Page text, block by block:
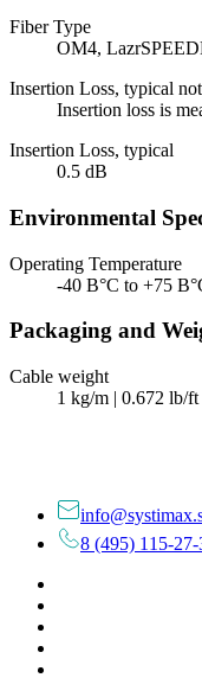
Fiber Type
OM4,
Insertion Loss, typical
Insertion loss is
Insertion Loss, typical
0.5 dB
Environmental
Operating Temperature
-40 В°C to +75
Packaging and
Cable weight
1 kg/m | 0.672 lb/ft
8 (495) 115-27-